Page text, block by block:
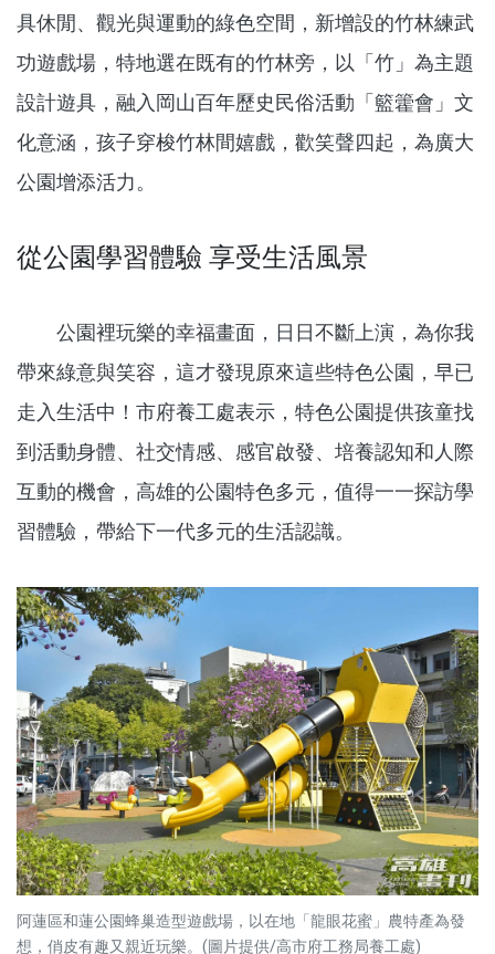
具休閒、觀光與運動的綠色空間，新增設的竹林練武
功遊戲場，特地選在既有的竹林旁，以「竹」為主題
設計遊具，融入岡山百年歷史民俗活動「籃籗會」文
化意涵，孩子穿梭竹林間嬉戲，歡笑聲四起，為廣大
公園增添活力。
從公園學習體驗 享受生活風景
公園裡玩樂的幸福畫面，日日不斷上演，為你我
帶來綠意與笑容，這才發現原來這些特色公園，早已
走入生活中！市府養工處表示，特色公園提供孩童找
到活動身體、社交情感、感官啟發、培養認知和人際
互動的機會，高雄的公園特色多元，值得一一探訪學
習體驗，帶給下一代多元的生活認識。
阿蓮區和蓮公園蜂巢造型遊戲場，以在地「龍眼花蜜」農特產為發
想，俏皮有趣又親近玩樂。(圖片提供/高市府工務局養工處)